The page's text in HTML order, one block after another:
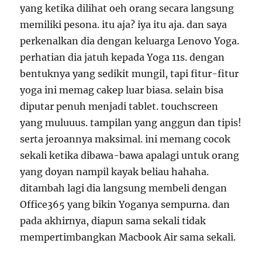
yang ketika dilihat oeh orang secara langsung
memiliki pesona. itu aja? iya itu aja. dan saya
perkenalkan dia dengan keluarga Lenovo Yoga.
perhatian dia jatuh kepada Yoga 11s. dengan
bentuknya yang sedikit mungil, tapi fitur-fitur
yoga ini memag cakep luar biasa. selain bisa
diputar penuh menjadi tablet. touchscreen
yang muluuus. tampilan yang anggun dan tipis!
serta jeroannya maksimal. ini memang cocok
sekali ketika dibawa-bawa apalagi untuk orang
yang doyan nampil kayak beliau hahaha.
ditambah lagi dia langsung membeli dengan
Office365 yang bikin Yoganya sempurna. dan
pada akhirnya, diapun sama sekali tidak
mempertimbangkan Macbook Air sama sekali.